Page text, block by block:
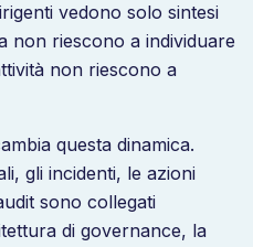
vedono solo sintesi
non riescono a individuare
non riescono a
questa dinamica.
gli incidenti, le azioni
sono collegati
di governance, la